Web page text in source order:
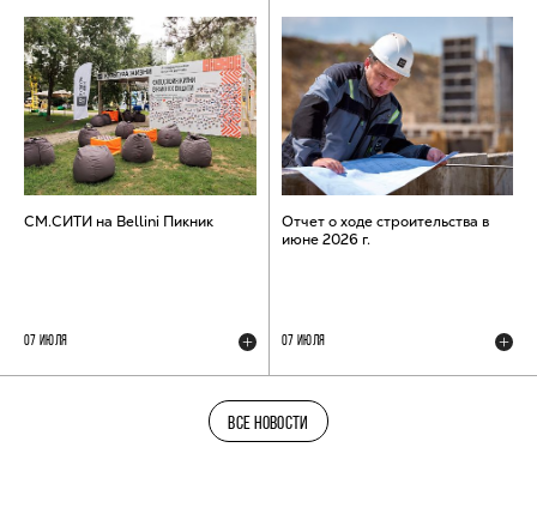
СМ.СИТИ на Bellini Пикник
07 ИЮЛЯ
Отчет о ходе строительства в
июне 2026 г.
07 ИЮЛЯ
ВСЕ НОВОСТИ